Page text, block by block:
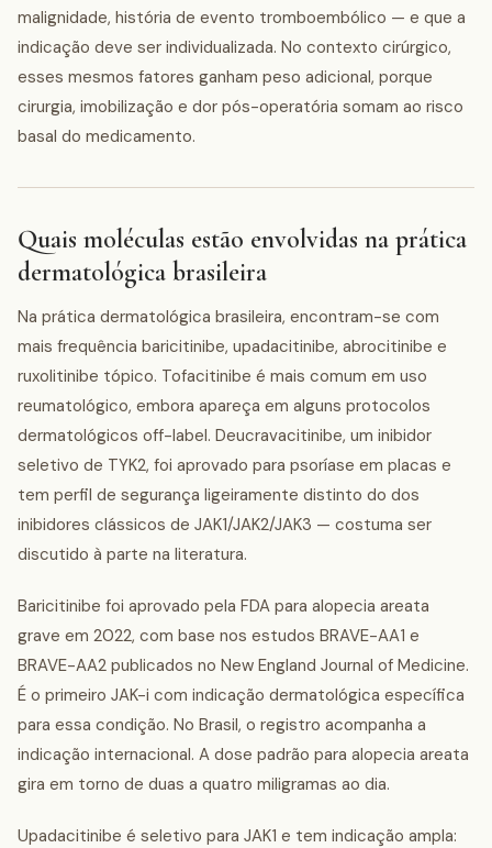
malignidade, história de evento tromboembólico — e que a
indicação deve ser individualizada. No contexto cirúrgico,
esses mesmos fatores ganham peso adicional, porque
cirurgia, imobilização e dor pós-operatória somam ao risco
basal do medicamento.
Quais moléculas estão envolvidas na prática
dermatológica brasileira
Na prática dermatológica brasileira, encontram-se com
mais frequência baricitinibe, upadacitinibe, abrocitinibe e
ruxolitinibe tópico. Tofacitinibe é mais comum em uso
reumatológico, embora apareça em alguns protocolos
dermatológicos off-label. Deucravacitinibe, um inibidor
seletivo de TYK2, foi aprovado para psoríase em placas e
tem perfil de segurança ligeiramente distinto do dos
inibidores clássicos de JAK1/JAK2/JAK3 — costuma ser
discutido à parte na literatura.
Baricitinibe foi aprovado pela FDA para alopecia areata
grave em 2022, com base nos estudos BRAVE-AA1 e
BRAVE-AA2 publicados no New England Journal of Medicine.
É o primeiro JAK-i com indicação dermatológica específica
para essa condição. No Brasil, o registro acompanha a
indicação internacional. A dose padrão para alopecia areata
gira em torno de duas a quatro miligramas ao dia.
Upadacitinibe é seletivo para JAK1 e tem indicação ampla: